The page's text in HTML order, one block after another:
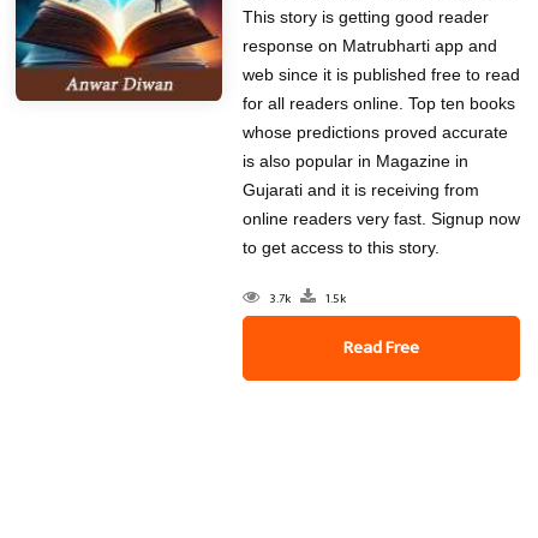
This story is getting good reader
response on Matrubharti app and
web since it is published free to read
for all readers online. Top ten books
whose predictions proved accurate
is also popular in Magazine in
Gujarati and it is receiving from
online readers very fast. Signup now
to get access to this story.
3.7k 1.5k
Read Free